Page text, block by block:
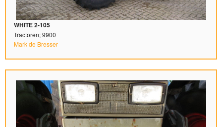
WHITE 2-105
Tractoren; 9900
Mark de Bresser